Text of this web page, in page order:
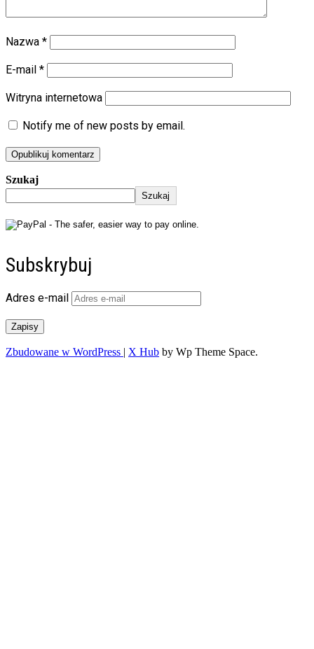
Nazwa *
E-mail *
Witryna internetowa
Notify me of new posts by email.
Szukaj
Szukaj
Subskrybuj
Adres e-mail
Zapisy
Zbudowane w WordPress | X Hub by Wp Theme Space.